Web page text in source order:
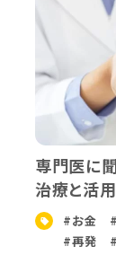
専門医に
治療と活
#お金
#再発